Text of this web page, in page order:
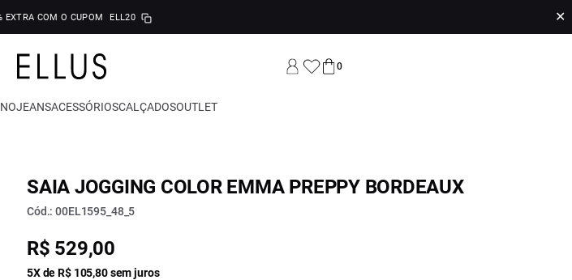
EXTRA COM O CUPOM ELL20 ✕
0
JEANSACESSÓRIOSCALÇADOSOUTLET
SAIA JOGGING COLOR EMMA PREPPY BORDEAUX
Cód.: 00EL1595_48_5
R$ 529,00
5X de R$ 105,80 sem juros